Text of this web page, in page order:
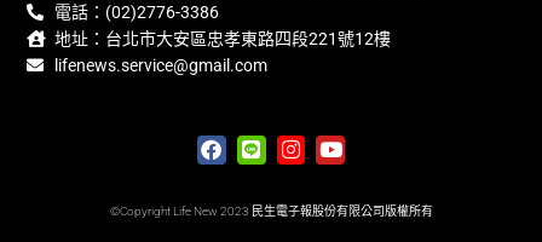
電話：(02)2776-3386
地址：台北市大安區忠孝東路四段221號12樓
lifenews.service@gmail.com
©Copyright Life New 2023 民生電子報股份有限公司版權所有